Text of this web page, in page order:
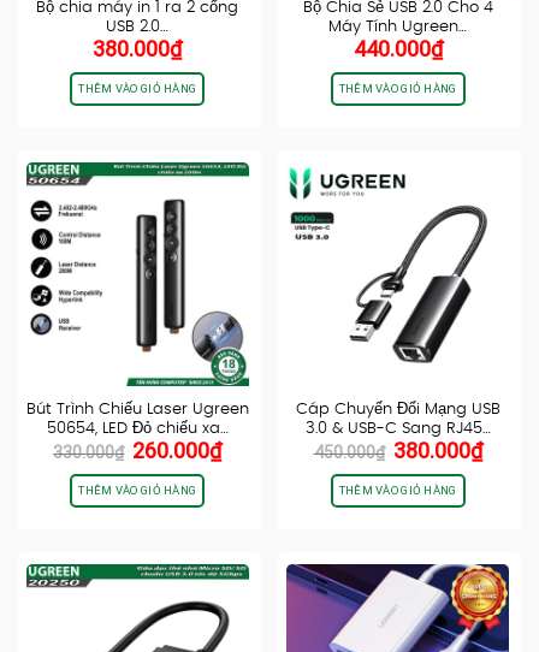
Bộ chia máy in 1 ra 2 cổng
USB 2.0…
380.000₫
THÊM VÀO GIỎ HÀNG
Bộ Chia Sẻ USB 2.0 Cho 4
Máy Tính Ugreen…
440.000₫
THÊM VÀO GIỎ HÀNG
Bút Trình Chiếu Laser Ugreen
50654, LED Đỏ chiếu xa…
330.000₫ Giá
gốc
là:
330.000₫.
260.000₫Giá
THÊM VÀO GIỎ HÀNG
Cáp Chuyển Đổi Mạng USB
3.0 & USB-C Sang RJ45…
450.000₫ Giá
gốc
là:
450.000₫.
380.000₫Giá
THÊM VÀO GIỎ HÀNG